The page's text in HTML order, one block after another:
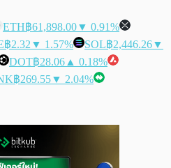
ETH฿61,898.00▼ 0.91%
฿2.32 ▼ 1.57% SOL฿2,446.26▼
DOT฿28.06 ▲ 0.18%
฿269.55▼ 2.04%